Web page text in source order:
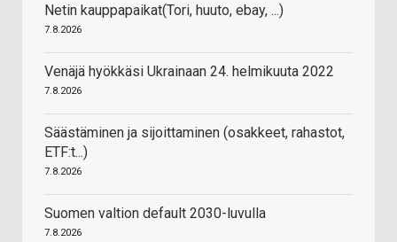
Netin kauppapaikat(Tori, huuto, ebay, ...)
7.8.2026
Venäjä hyökkäsi Ukrainaan 24. helmikuuta 2022
7.8.2026
Säästäminen ja sijoittaminen (osakkeet, rahastot,
ETF:t...)
7.8.2026
Suomen valtion default 2030-luvulla
7.8.2026